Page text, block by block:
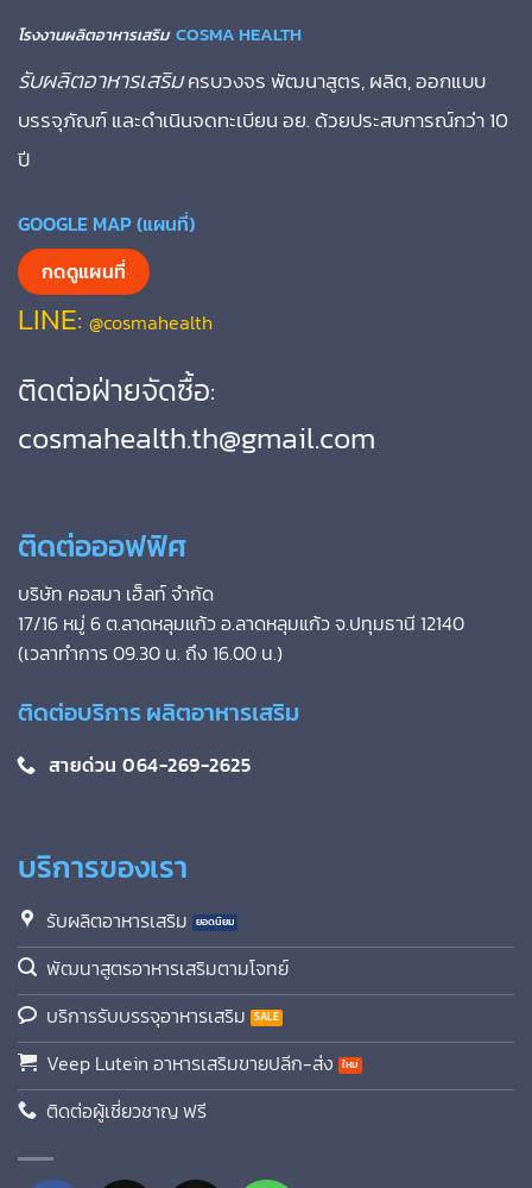
โรงงานผลิตอาหารเสริม COSMA HEALTH
รับผลิตอาหารเสริมครบวงจร พัฒนาสูตร, ผลิต, ออกแบบ
บรรจุภัณฑ์ และดำเนินจดทะเบียน อย. ด้วยประสบการณ์กว่า 10
ปี
GOOGLE MAP (แผนที่)
กดดูแผนที่
LINE: @cosmahealth
ติดต่อฝ่ายจัดซื้อ:
cosmahealth.th@gmail.com
ติดต่อออฟฟิศ
บริษัท คอสมา เฮ็ลท์ จำกัด
17/16 หมู่ 6 ต.ลาดหลุมแก้ว อ.ลาดหลุมแก้ว จ.ปทุมธานี 12140
(เวลาทำการ 09.30 น. ถึง 16.00 น.)
ติดต่อบริการ ผลิตอาหารเสริม
สายด่วน 064-269-2625
บริการของเรา
รับผลิตอาหารเสริม
พัฒนาสูตรอาหารเสริมตามโจทย์
บริการรับบรรจุอาหารเสริม
Veep Lutein อาหารเสริมขายปลีก-ส่ง
ติดต่อผู้เชี่ยวชาญ ฟรี